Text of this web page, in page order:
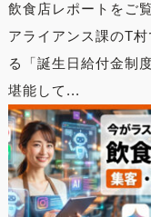
飲食店レポートをご
アライアンス課のT
る「誕生日給付金制
堪能して...